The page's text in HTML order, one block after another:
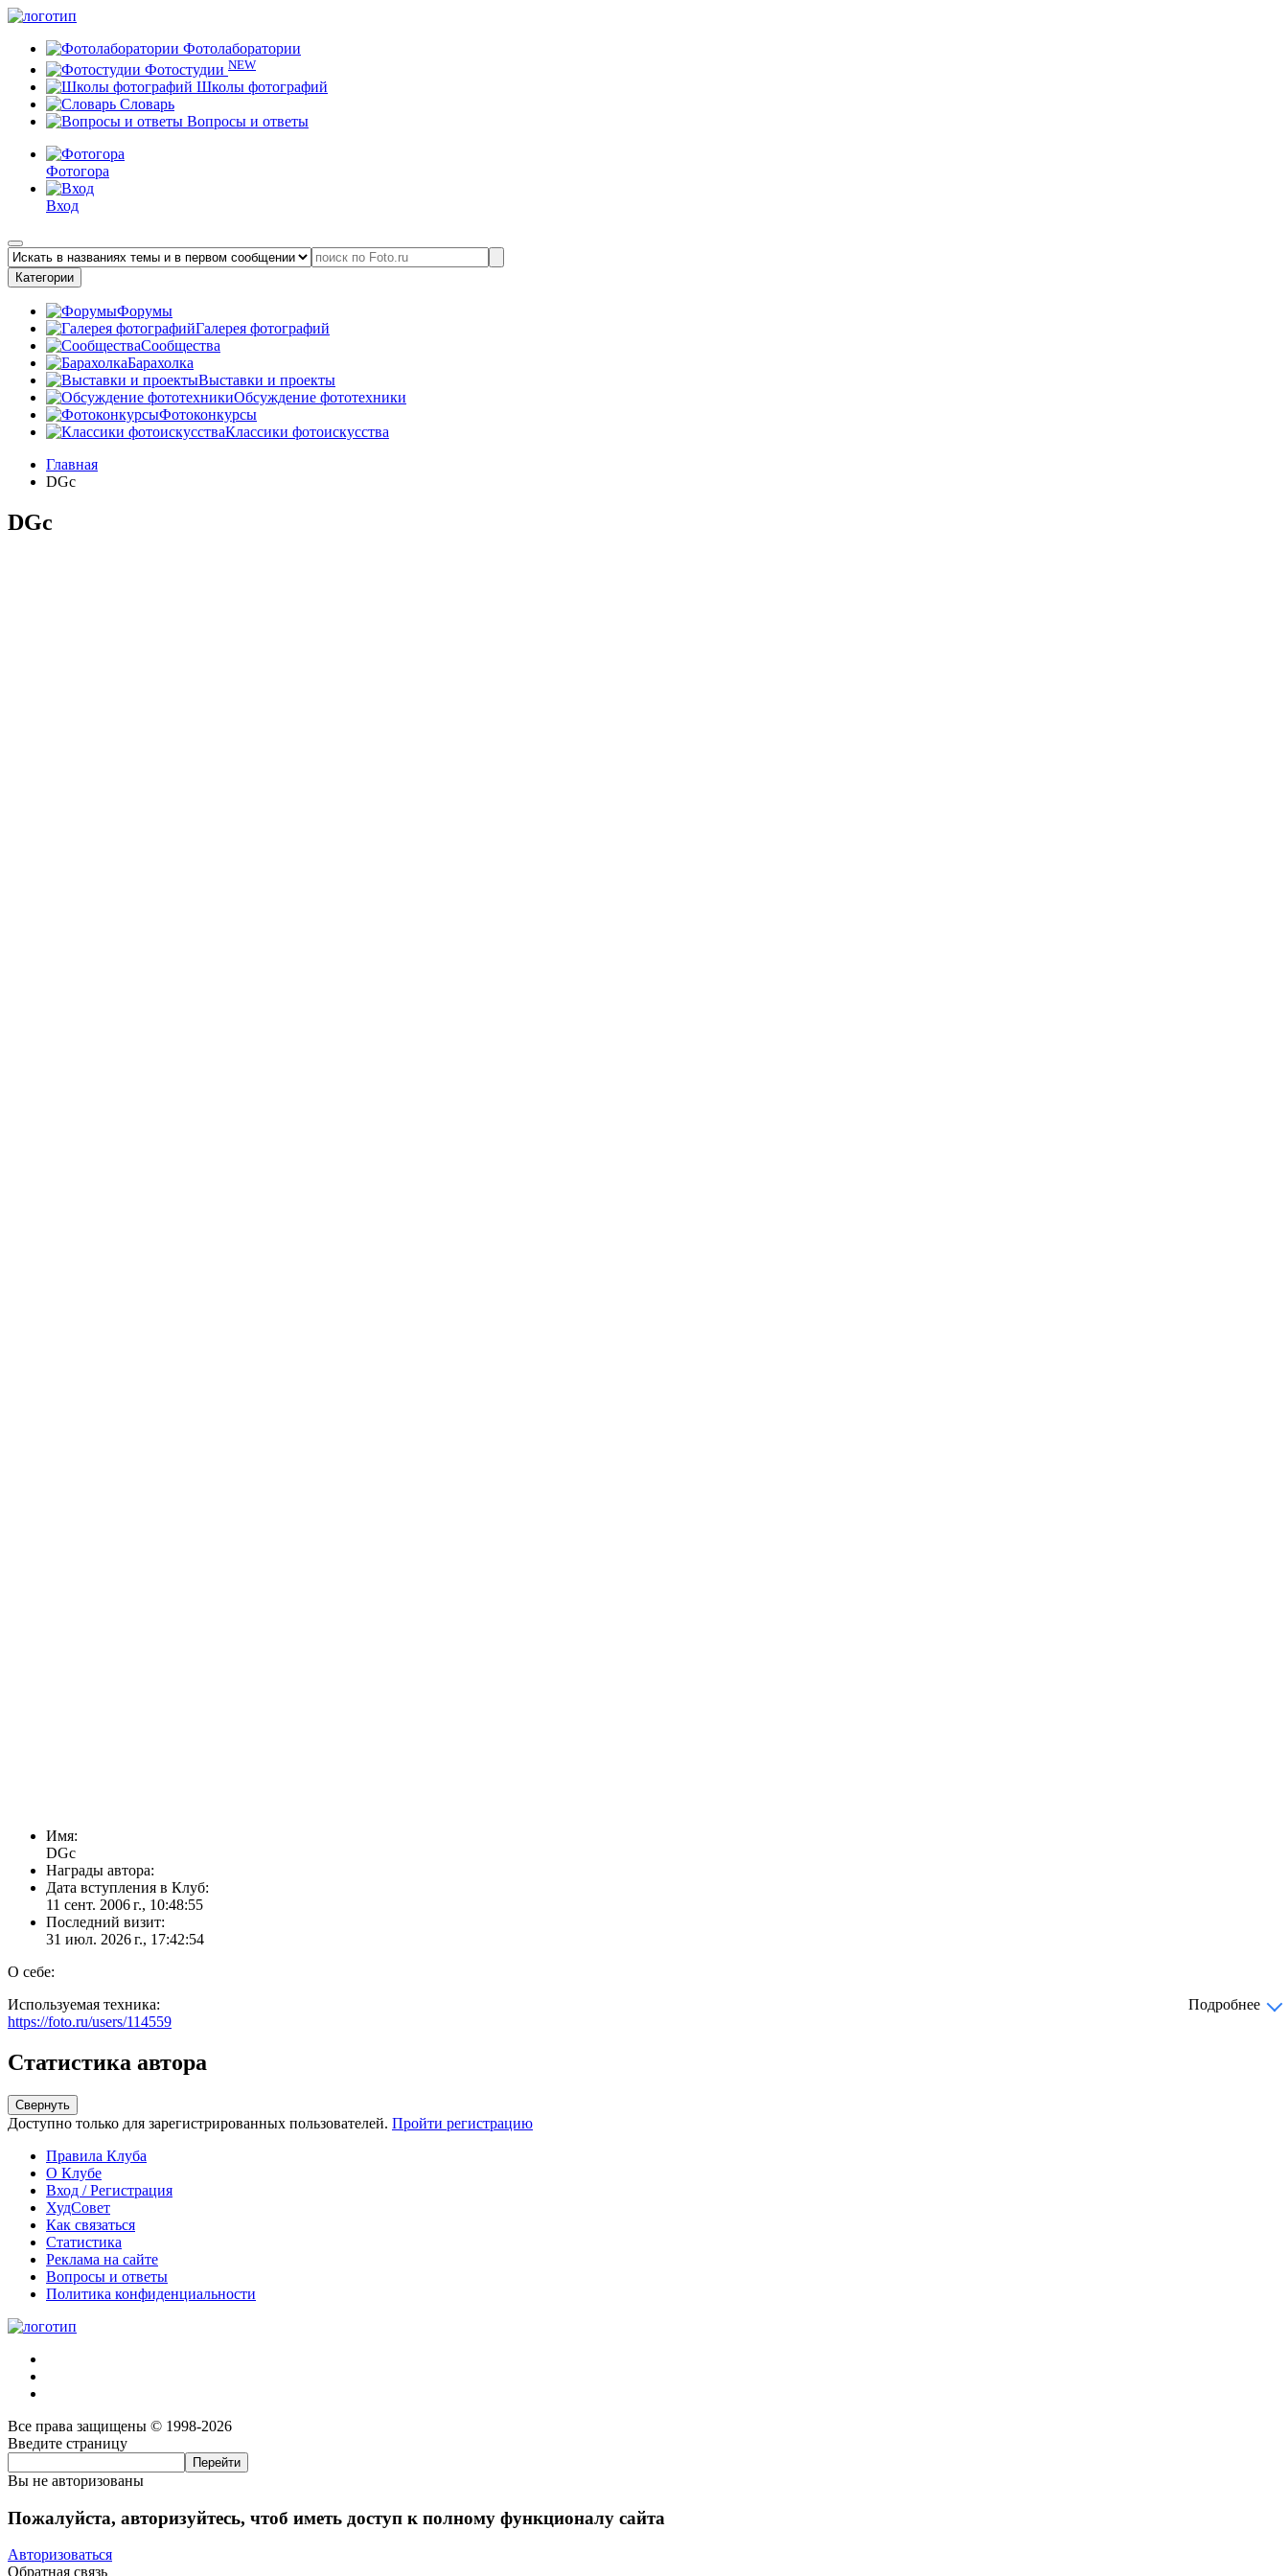
Фотолаборатории
Фотостудии NEW
Школы фотографий
Словарь
Вопросы и ответы
Фотогора
Вход
Категории
Форумы
Галерея фотографий
Сообщества
Барахолка
Выставки и проекты
Обсуждение фототехники
Фотоконкурсы
Классики фотоискусства
Главная
DGс
DGс
Имя:
DGс
Награды автора:
Дата вступления в Клуб:
11 сент. 2006 г., 10:48:55
Последний визит:
31 июл. 2026 г., 17:42:54
О себе:
Используемая техника:
Подробнее
https://foto.ru/users/114559
Статистика автора
Свернуть
Доступно только для зарегистрированных пользователей. Пройти регистрацию
Правила Клуба
О Клубе
Вход / Регистрация
ХудСовет
Как связаться
Статистика
Реклама на сайте
Вопросы и ответы
Политика конфиденциальности
Все права защищены © 1998-2026
Введите страницу
Вы не авторизованы
Пожалуйста, авторизуйтесь, чтоб иметь доступ к полному функционалу сайта
Авторизоваться
Обратная связь